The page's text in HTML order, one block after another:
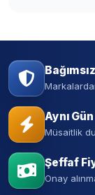
Aynı
Müsaitlik
Şeffaf
Onay